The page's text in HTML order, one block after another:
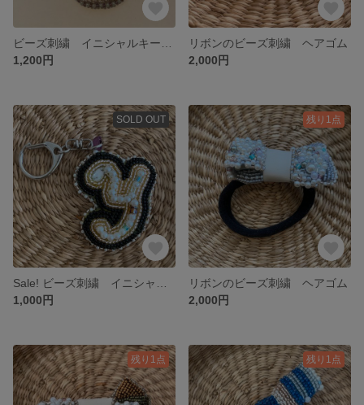
1,200円
リボンのビーズ刺繍 ヘアゴム
2,000円
SOLD OUT
1,000円
残り1点
リボンのビーズ刺繍 ヘアゴム
2,000円
残り1点 残り1点